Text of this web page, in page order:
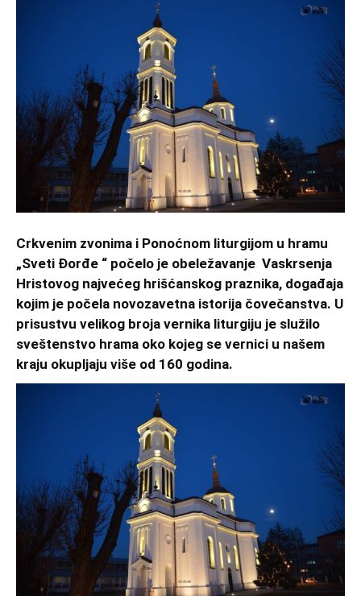
Crkvenim zvonima i Ponoćnom liturgijom u hramu
„Sveti Đorđe “ počelo je obeležavanje Vaskrsenja
Hristovog najvećeg hrišćanskog praznika, događaja
kojim je počela novozavetna istorija čovečanstva. U
prisustvu velikog broja vernika liturgiju je služilo
sveštenstvo hrama oko kojeg se vernici u našem
kraju okupljaju više od 160 godina.